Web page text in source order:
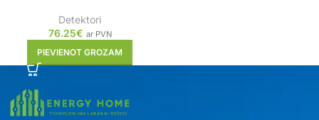
Detektori
76.25€ ar PVN
PIEVIENOT GROZAM